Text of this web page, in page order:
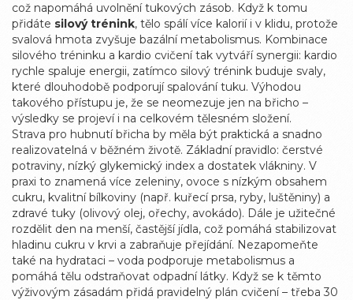
což napomáhá uvolnění tukových zásob. Když k tomu
přidáte silový trénink, tělo spálí více kalorií i v klidu, protože
svalová hmota zvyšuje bazální metabolismus. Kombinace
silového tréninku a kardio cvičení tak vytváří synergii: kardio
rychle spaluje energii, zatímco silový trénink buduje svaly,
které dlouhodobě podporují spalování tuku. Výhodou
takového přístupu je, že se neomezuje jen na břicho –
výsledky se projeví i na celkovém tělesném složení.
Strava pro hubnutí břicha by měla být praktická a snadno
realizovatelná v běžném životě. Základní pravidlo: čerstvé
potraviny, nízký glykemický index a dostatek vlákniny. V
praxi to znamená více zeleniny, ovoce s nízkým obsahem
cukru, kvalitní bílkoviny (např. kuřecí prsa, ryby, luštěniny) a
zdravé tuky (olivový olej, ořechy, avokádo). Dále je užitečné
rozdělit den na menší, častější jídla, což pomáhá stabilizovat
hladinu cukru v krvi a zabraňuje přejídání. Nezapomeňte
také na hydrataci – voda podporuje metabolismus a
pomáhá tělu odstraňovat odpadní látky. Když se k těmto
výživovým zásadám přidá pravidelný plán cvičení – třeba 30